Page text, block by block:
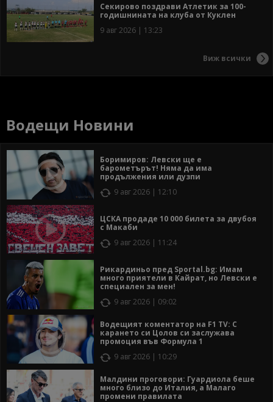
Секирово поздрави Атлетик за 100-
годишнината на клуба от Куклен
9 авг 2026 | 13:23
Виж всички
Водещи Новини
Боримиров: Левски ще е
барометърът! Няма да има
продължения или дузпи
9 авг 2026 | 12:10
ЦСКА продаде 10 000 билета за двубоя
с Макаби
9 авг 2026 | 11:24
Рикардиньо пред Sportal.bg: Имам
много приятели в Кайрат, но Левски е
специален за мен!
9 авг 2026 | 09:02
Водещият коментатор на F1 TV: С
карането си Цолов си заслужава
промоция във Формула 1
9 авг 2026 | 10:29
Малдини проговори: Гуардиола беше
много близо до Италия, а Малаго
промени правилата